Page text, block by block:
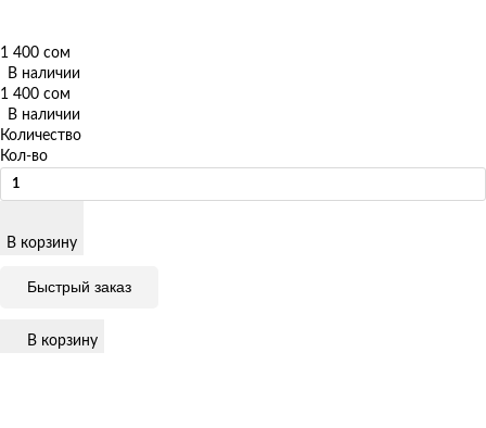
1 400 сом
В наличии
1 400 сом
В наличии
Количество
Кол-во
В корзину
Быстрый заказ
В корзину